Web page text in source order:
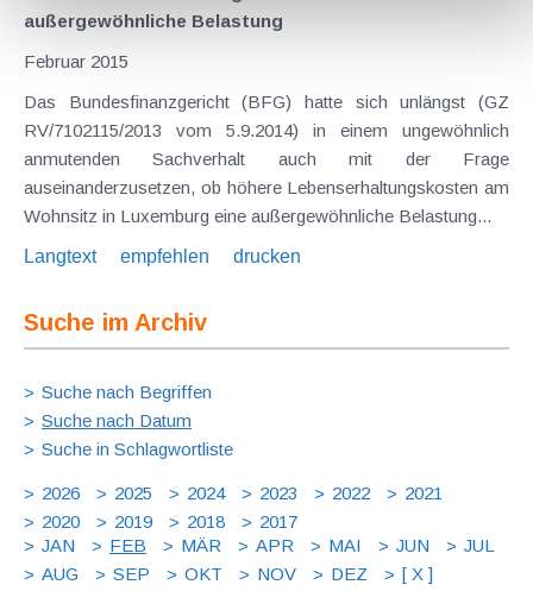
außergewöhnliche Belastung
Februar 2015
Das Bundesfinanzgericht (BFG) hatte sich unlängst (GZ
RV/7102115/2013 vom 5.9.2014) in einem ungewöhnlich
anmutenden Sachverhalt auch mit der Frage
auseinanderzusetzen, ob höhere Lebenserhaltungskosten am
Wohnsitz in Luxemburg eine außergewöhnliche Belastung...
Langtext
empfehlen drucken
Suche im Archiv
Suche nach Begriffen
Suche nach Datum
Suche in Schlagwortliste
2026 2025 2024 2023 2022
2021
2020
2019 2018
2017
JAN
FEB MÄR APR MAI JUN
JUL
AUG
SEP OKT NOV DEZ [ X ]